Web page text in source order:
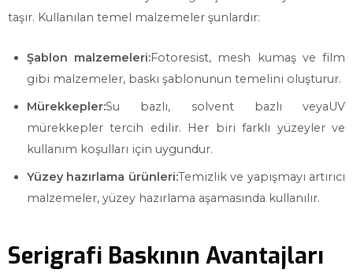
taşır. Kullanılan temel malzemeler şunlardır:
Şablon malzemeleri:Fotoresist, mesh kumaş ve film
gibi malzemeler, baskı şablonunun temelini oluşturur.
Mürekkepler:Su bazlı, solvent bazlı veyaUV
mürekkepler tercih edilir. Her biri farklı yüzeyler ve
kullanım koşulları için uygundur.
Yüzey hazırlama ürünleri:Temizlik ve yapışmayı artırıcı
malzemeler, yüzey hazırlama aşamasında kullanılır.
Serigrafi Baskının Avantajları